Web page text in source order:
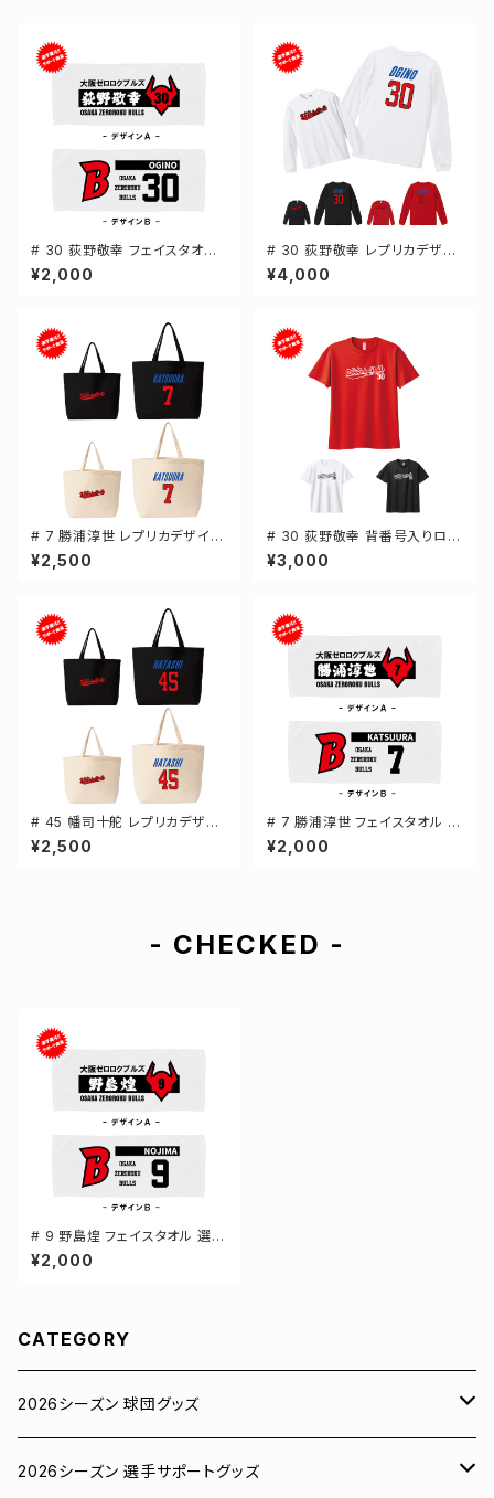
# 30 荻野敬幸 フェイスタオル
選手還元 2デザイン FT0144
¥2,000
# 30 荻野敬幸 レプリカデザイ
ン 3カラー 選手還元 長袖Tシャ
ツ S-XXLサイズ 501101
¥4,000
# 7 勝浦淳世 レプリカデザイン
選手還元 キャンバストートバッ
グ 2カラー MLサイズ 000778
¥2,500
# 30 荻野敬幸 背番号入りロゴ
ドライTシャツ 半袖 選手還元 3
カラー S-5Lサイズ 000300
¥3,000
# 45 幡司十舵 レプリカデザイ
ン 選手還元 キャンバストートバ
ッグ 2カラー MLサイズ 00077
¥2,500
# 7 勝浦淳世 フェイスタオル 選
手還元 2デザイン FT0144
¥2,000
- CHECKED -
# 9 野島煌 フェイスタオル 選手
還元 2デザイン FT0144
¥2,000
CATEGORY
2026シーズン 球団グッズ
ユニフォーム
2026シーズン 選手サポートグッズ